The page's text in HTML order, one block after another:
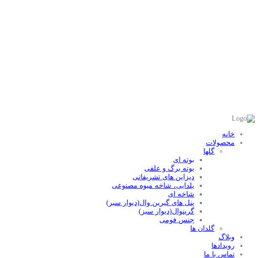
خانه
محصولات
گلها
بوته ای
بوته برگ و علفی
دیزاین های تشریفاتی
یلدایی، شاخه میوه مصنوعی
شاخه ای
پنل های گیرین وال(دیوار سبر)
گرینوال(دیوار سبز)
جنس فومی
گلدان ها
وبلاگ
رویدادها
تماس با ما